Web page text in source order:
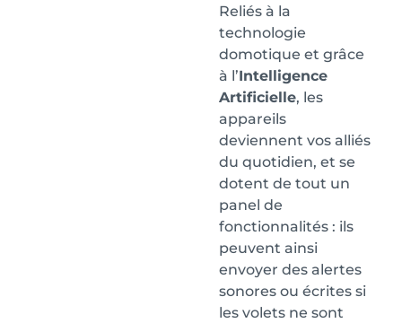
Reliés à la
technologie
domotique et grâce
à l’Intelligence
Artificielle, les
appareils
deviennent vos alliés
du quotidien, et se
dotent de tout un
panel de
fonctionnalités : ils
peuvent ainsi
envoyer des alertes
sonores ou écrites si
les volets ne sont